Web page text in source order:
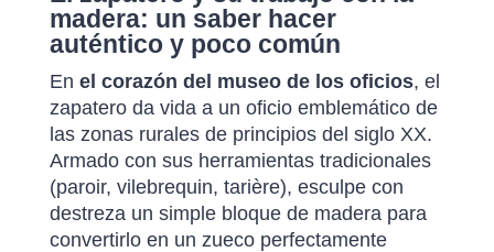
madera: un saber hacer
auténtico y poco común
En el corazón del museo de los oficios, el
zapatero da vida a un oficio emblemático de
las zonas rurales de principios del siglo XX.
Armado con sus herramientas tradicionales
(paroir, vilebrequin, tarière), esculpe con
destreza un simple bloque de madera para
convertirlo en un zueco perfectamente